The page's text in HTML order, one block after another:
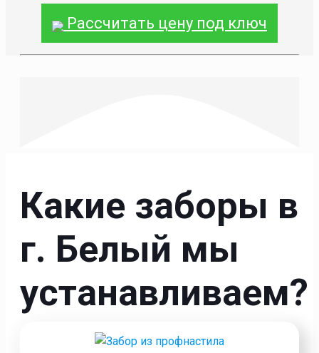
Рассчитать цену под ключ
Какие заборы в
г. Белый мы
устанавливаем?